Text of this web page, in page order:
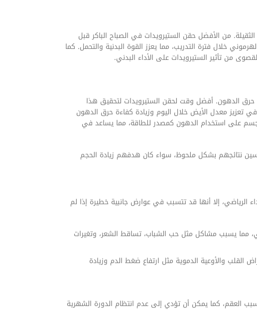
من الأفضل حقن الستيرويدات في الصباح الباكر قبل
خلال فترة التدريب، مما يعزز القوة البدنية والتحمل. كما
من تأثير الستيرويدات على الأداء البدني.
الدهون. أفضل وقت لحقن الستيرويدات لتحقيق هذا
تعزيز معدل الأيض خلال اليوم وزيادة كفاءة حرق الدهون
على استخدام الدهون كمصدر للطاقة، مما يساعد في
نتائجهم بشكل ملحوظ، سواء كان هدفهم زيادة الحجم
الرياضي، إلا أنها قد تتسبب في عوارض جانبية خطيرة إذا لم
مما يسبب مشاكل مثل حب الشباب، تساقط الشعر، وتغيرات
القلب والأوعية الدموية مثل ارتفاع ضغط الدم وزيادة
العقم، كما يمكن أن تؤدي إلى عدم انتظام الدورة الشهرية